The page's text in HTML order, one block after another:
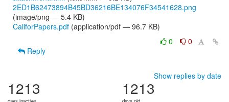
2ED1B62473894B45BD36216BE134076F34541628.png
(image/png — 5.4 KB)
CallforPapers.pdf (application/pdf — 96.7 KB)
0
0
Reply
Show replies by date
1213 1213